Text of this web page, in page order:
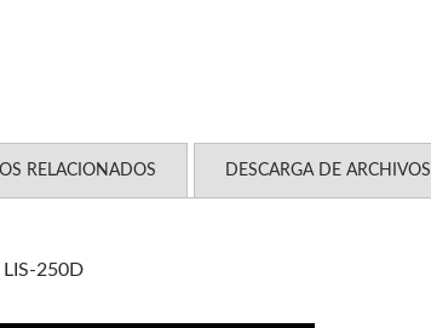
RELACIONADOS DESCARGA DE ARCHIVOS
250D